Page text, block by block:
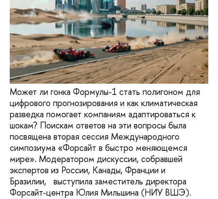
Может ли гонка Формулы-1 стать полигоном для
цифрового прогнозирования и как климатическая
разведка помогает компаниям адаптироваться к
шокам? Поискам ответов на эти вопросы была
посвящена вторая сессия Международного
симпозиума «Форсайт в быстро меняющемся
мире». Модератором дискуссии, собравшей
экспертов из России, Канады, Франции и
Бразилии, выступила заместитель директора
Форсайт-центра Юлия Мильшина (НИУ ВШЭ).